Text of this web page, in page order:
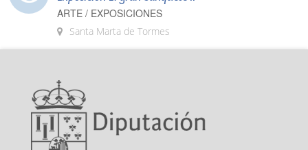
ARTE / EXPOSICIONES
Santa Marta de Tormes